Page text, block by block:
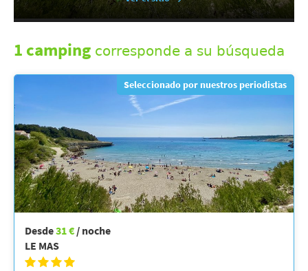
1 camping corresponde a su búsqueda
Seleccionado por nuestros periodistas
Desde31 € / noche
LE MAS